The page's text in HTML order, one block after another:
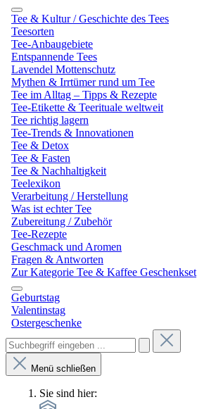
Tee & Kultur / Geschichte des Tees
Teesorten
Tee-Anbaugebiete
Entspannende Tees
Lavendel Mottenschutz
Mythen & Irrtümer rund um Tee
Tee im Alltag – Tipps & Rezepte
Tee-Etikette & Teerituale weltweit
Tee richtig lagern
Tee-Trends & Innovationen
Tee & Detox
Tee & Fasten
Tee & Nachhaltigkeit
Teelexikon
Verarbeitung / Herstellung
Was ist echter Tee
Zubereitung / Zubehör
Tee-Rezepte
Geschmack und Aromen
Fragen & Antworten
Zur Kategorie Tee & Kaffee Geschenkset
Geburtstag
Valentinstag
Ostergeschenke
Menü schließen
Sie sind hier: